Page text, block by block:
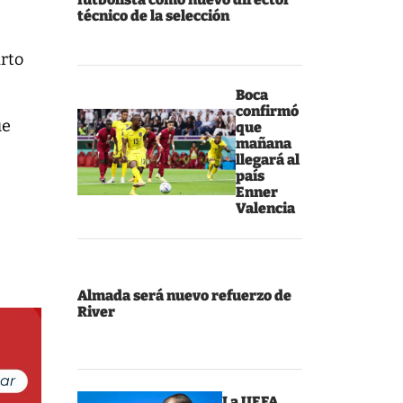
técnico de la selección
Boca
confirmó
que
mañana
llegará al
país
Enner
Valencia
Almada será nuevo refuerzo de
River